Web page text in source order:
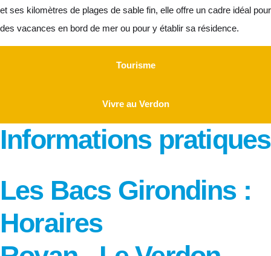
et ses kilomètres de plages de sable fin, elle offre un cadre idéal pour
des vacances en bord de mer ou pour y établir sa résidence.
Tourisme
Vivre au Verdon
Informations pratiques
Les Bacs Girondins :
Horaires